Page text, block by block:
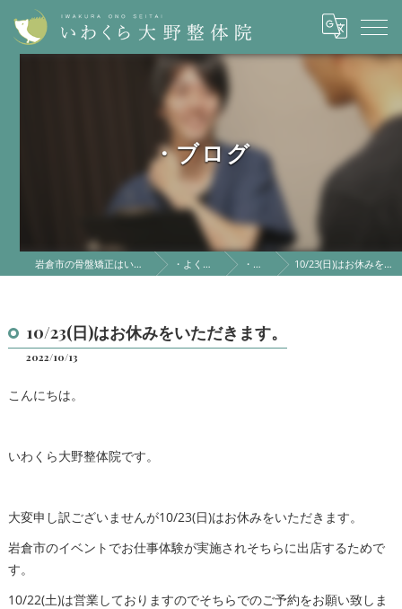
・ブログ
岩倉市の骨盤矯正はいわくら大野整体院 ・よくある質問 ・ブログ 10/23(日)はお休みをいただきます。
10/23(日)はお休みをいただきます。
2022/10/13
こんにちは。
いわくら大野整体院です。
大変申し訳ございませんが10/23(日)はお休みをいただきます。
岩倉市のイベントでお仕事体験が実施されそちらに出店するためで
す。
10/22(土)は営業しておりますのでそちらでのご予約をお願い致しま